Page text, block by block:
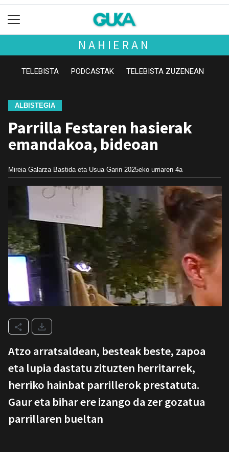
NAHIERAN
TELEBISTA PODCASTAK TELEBISTA ZUZENEAN
ALBISTEGIA
Parrilla Festaren hasierak
emandakoa, bideoan
Mireia Galarza Bastida eta Usua Garin 2025eko urriaren 4a
Atzo arratsaldean, besteak beste, zapoa
eta lupia dastatu zituzten herritarrek,
herriko hainbat parrillerok prestatuta.
Gaur eta bihar ere izango da zer gozatua
parrillaren bueltan